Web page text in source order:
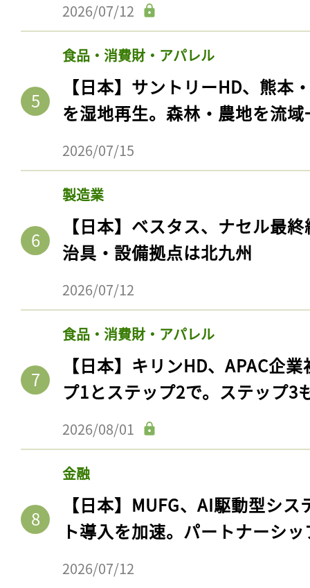
2026/07/12
食品・消費財・アパレル
【日本】サントリーHD、熊本
を湿地再生。森林・農地を流
2026/07/15
製造業
【日本】ベスタス、ナセル最
治具・設備拠点は北九州
2026/07/12
食品・消費財・アパレル
【日本】キリンHD、APAC企
プ1とステップ2で。ステップ3
2026/08/01
金融
【日本】MUFG、AI駆動型シ
ト導入を加速。パートナーシ
2026/07/12